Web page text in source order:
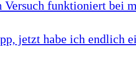
Versuch funktioniert bei
jetzt habe ich endlich